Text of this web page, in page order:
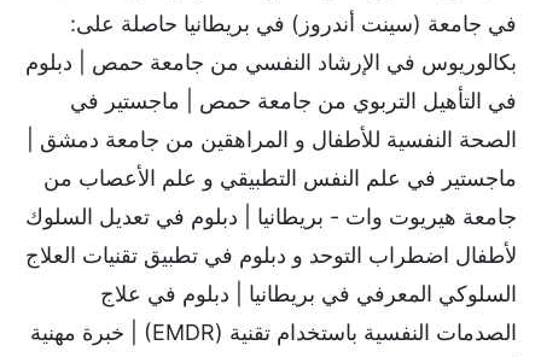
في جامعة (سينت أندروز) في بريطانيا حاصلة على:
بكالوريوس في الإرشاد النفسي من جامعة حمص | دبلوم
في التأهيل التربوي من جامعة حمص | ماجستير في
الصحة النفسية للأطفال و المراهقين من جامعة دمشق |
ماجستير في علم النفس التطبيقي و علم الأعصاب من
جامعة هيريوت وات - بريطانيا | دبلوم في تعديل السلوك
لأطفال اضطراب التوحد و دبلوم في تطبيق تقنيات العلاج
السلوكي المعرفي في بريطانيا | دبلوم في علاج
الصدمات النفسية باستخدام تقنية (EMDR) | خبرة مهنية